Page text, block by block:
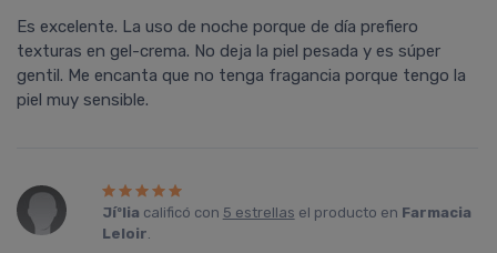
Es excelente. La uso de noche porque de dí­a prefiero
texturas en gel-crema. No deja la piel pesada y es súper
gentil. Me encanta que no tenga fragancia porque tengo la
piel muy sensible.
Jíºlia calificó con 5 estrellas el producto en Farmacia
Leloir.